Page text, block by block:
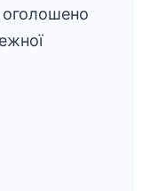
оголошено